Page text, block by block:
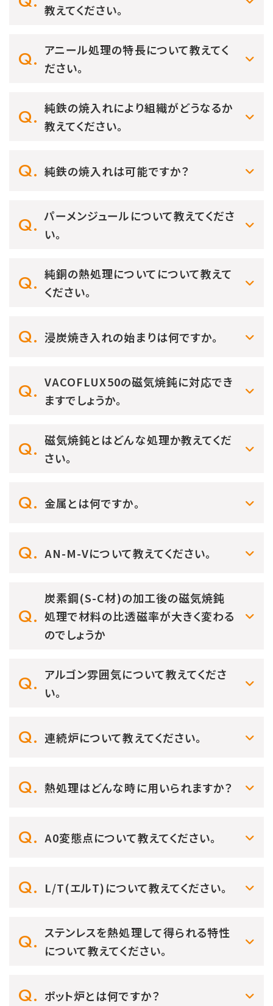
教えてください。
アニール処理の特長について教えてく
ださい。
純鉄の焼入れにより組織がどうなるか
教えてください。
純鉄の焼入れは可能ですか？
パーメンジュールについて教えてくださ
い。
純銅の熱処理についてについて教えて
ください。
浸炭焼き入れの始まりは何ですか。
VACOFLUX50の磁気焼鈍に対応でき
ますでしょうか。
磁気焼鈍とはどんな処理か教えてくだ
さい。
金属とは何ですか。
AN-M-Vについて教えてください。
炭素鋼(S-C材)の加工後の磁気焼鈍
処理で材料の比透磁率が大きく変わる
のでしょうか
アルゴン雰囲気について教えてくださ
い。
連続炉について教えてください。
熱処理はどんな時に用いられますか？
A0変態点について教えてください。
L/T(エルT)について教えてください。
ステンレスを熱処理して得られる特性
について教えてください。
ポット炉とは何ですか？